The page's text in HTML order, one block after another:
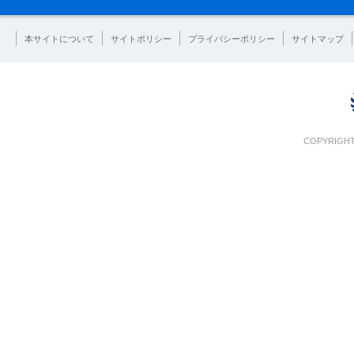
本サイトについて サイトポリシー プライバシーポリシー サイトマップ